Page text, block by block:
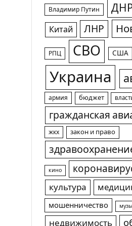
Владимир Путин
Китай ЛНР
РПЦ СВО США
Украина
армия бюджет
гражданская
жкх закон и право
кино
культура
мошенничество
недвижимость